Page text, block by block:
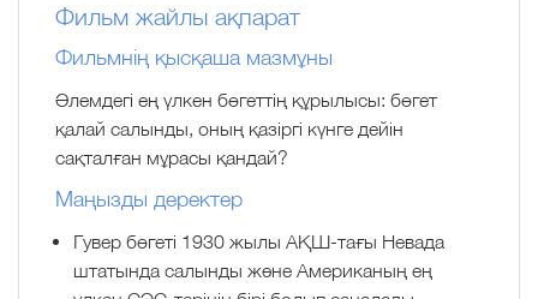
Фильм жайлы ақпарат
Фильмнің қысқаша мазмұны
Әлемдегі ең үлкен бөгеттің құрылысы: бөгет
қалай салынды, оның қазіргі күнге дейін
сақталған мұрасы қандай?
Маңызды деректер
Гувер бөгеті 1930 жылы АҚШ-тағы Невада
штатында салынды және Американың ең